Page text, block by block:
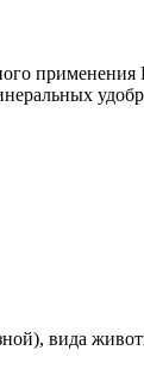
вида